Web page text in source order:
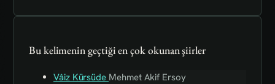
Bu kelimenin geçtiği en çok okunan şiirler
Vâiz Kürsüde Mehmet Akif Ersoy